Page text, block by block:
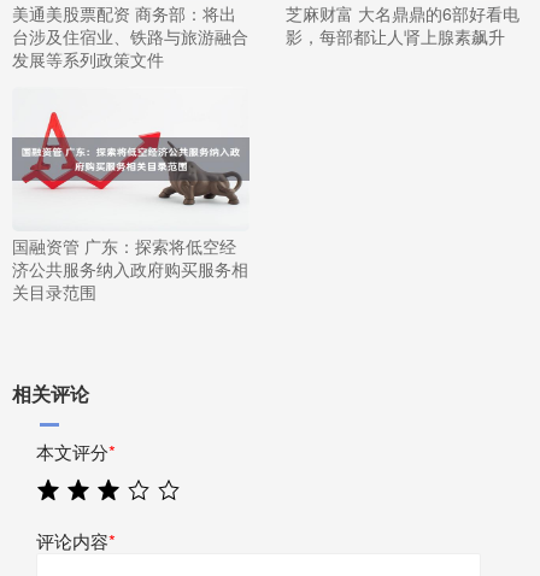
美通美股票配资 商务部：将出
台涉及住宿业、铁路与旅游融合
发展等系列政策文件
芝麻财富 大名鼎鼎的6部好看电
影，每部都让人肾上腺素飙升
国融资管 广东：探索将低空经
济公共服务纳入政府购买服务相
关目录范围
相关评论
本文评分*
评论内容*